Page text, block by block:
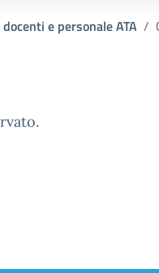
e personale ATA